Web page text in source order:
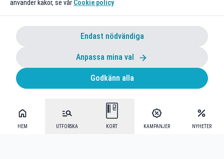
HEM UTFORSKA KORT KAMPANJER NYHETER
använder kakor, se vår Cookie policy
Endast nödvändiga
Anpassa mina val
Godkänn alla